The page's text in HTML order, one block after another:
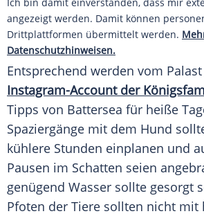
Ich bin damit einverstanden, dass mir
angezeigt werden. Damit können
Drittplattformen übermittelt werden.
Datenschutzhinweisen.
Entsprechend werden vom Palast
Instagram-Account der
Tipps von Battersea für heiße
Spaziergänge mit dem Hund
kühlere Stunden einplanen und
Pausen im Schatten seien
genügend Wasser sollte gesorgt
Pfoten der Tiere sollten nicht mit